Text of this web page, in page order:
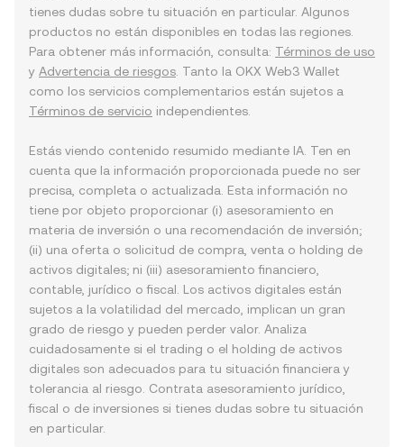
tienes dudas sobre tu situación en particular. Algunos
productos no están disponibles en todas las regiones.
Para obtener más información, consulta: Términos de uso
y Advertencia de riesgos . Tanto la OKX Web3 Wallet
como los servicios complementarios están sujetos a
Términos de servicio independientes.
Estás viendo contenido resumido mediante IA. Ten en
cuenta que la información proporcionada puede no ser
precisa, completa o actualizada. Esta información no
tiene por objeto proporcionar (i) asesoramiento en
materia de inversión o una recomendación de inversión;
(ii) una oferta o solicitud de compra, venta o holding de
activos digitales; ni (iii) asesoramiento financiero,
contable, jurídico o fiscal. Los activos digitales están
sujetos a la volatilidad del mercado, implican un gran
grado de riesgo y pueden perder valor. Analiza
cuidadosamente si el trading o el holding de activos
digitales son adecuados para tu situación financiera y
tolerancia al riesgo. Contrata asesoramiento jurídico,
fiscal o de inversiones si tienes dudas sobre tu situación
en particular.